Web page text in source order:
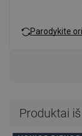
Parodykite
Produktai